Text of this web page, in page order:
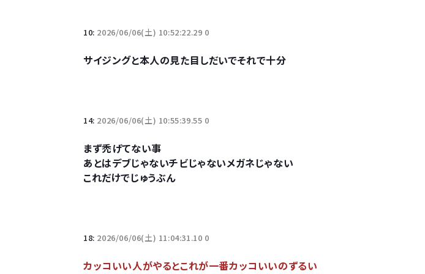
10: 2026/06/06(土) 10:52:22.29 0
サイジングと本人の見た目しだいでそれで十分
14: 2026/06/06(土) 10:55:39.55 0
まず禿げてない事
あとはデブじゃないチビじゃないメガネじゃない
これだけでじゅうぶん
18: 2026/06/06(土) 11:04:31.10 0
カッコいい人がやるとこれが一番カッコいいのずるい